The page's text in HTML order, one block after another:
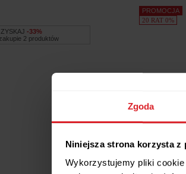
Zgoda
Niniejsza strona korzysta z
Wykorzystujemy pliki
ZYSKAJ -33%
2 produktów
PROMOCJA
20 RAT 0%